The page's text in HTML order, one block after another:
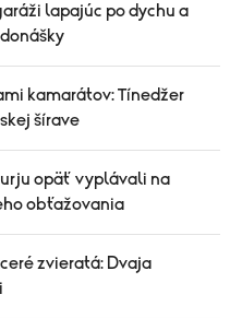
lapajúc po dychu a
kamarátov: Tínedžer
šírave
opäť vyplávali na
obťažovania
zvieratá: Dvaja